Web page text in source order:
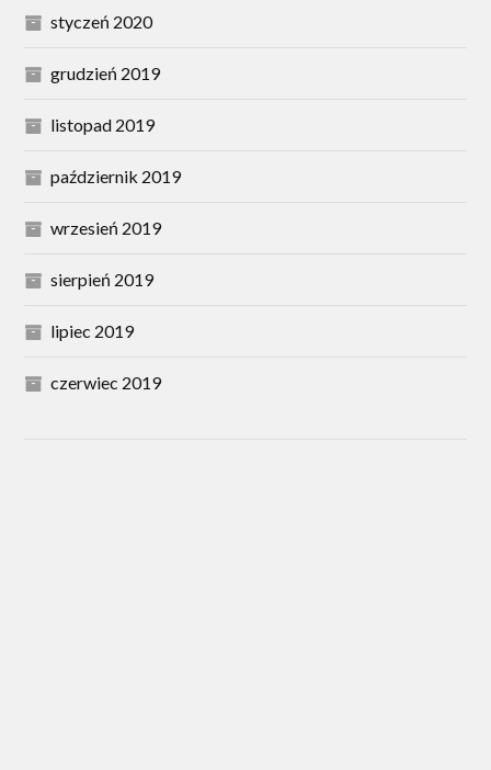
styczeń 2020
grudzień 2019
listopad 2019
październik 2019
wrzesień 2019
sierpień 2019
lipiec 2019
czerwiec 2019